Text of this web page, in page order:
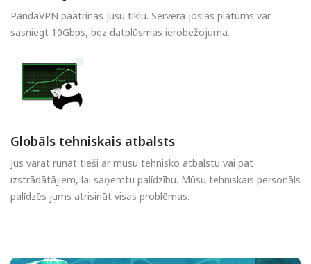
PandaVPN paātrinās jūsu tīklu. Servera joslas platums var
sasniegt 10Gbps, bez datplūsmas ierobežojuma.
Globāls tehniskais atbalsts
Jūs varat runāt tieši ar mūsu tehnisko atbalstu vai pat
izstrādātājiem, lai saņemtu palīdzību. Mūsu tehniskais personāls
palīdzēs jums atrisināt visas problēmas.